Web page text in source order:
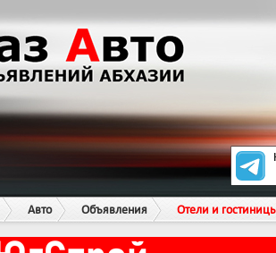
Авто Объявления Отели и